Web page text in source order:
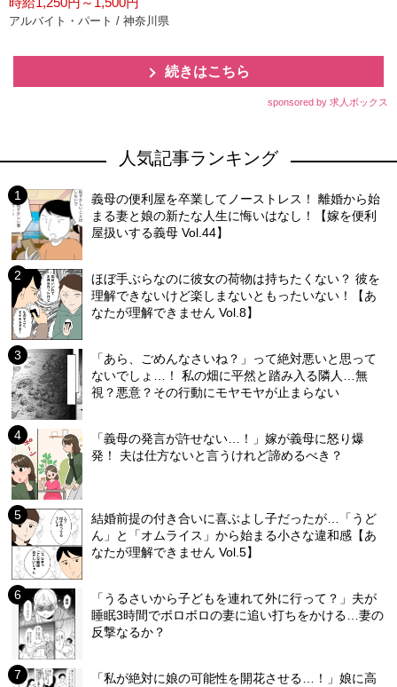
アルバイト・パート / 神奈川県
続きはこちら
sponsored by 求人ボックス
人気記事ランキング
義母の便利屋を卒業してノーストレス！ 離婚から始
まる妻と娘の新たな人生に悔いはなし！【嫁を便利
屋扱いする義母 Vol.44】
ほぼ手ぶらなのに彼女の荷物は持ちたくない？ 彼を
理解できないけど楽しまないともったいない！【あ
なたが理解できません Vol.8】
「あら、ごめんなさいね？」って絶対悪いと思って
ないでしょ…！ 私の畑に平然と踏み入る隣人…無
視？悪意？その行動にモヤモヤが止まらない
「義母の発言が許せない…！」嫁が義母に怒り爆
発！ 夫は仕方ないと言うけれど諦めるべき？
結婚前提の付き合いに喜ぶよし子だったが…「うど
ん」と「オムライス」から始まる小さな違和感【あ
なたが理解できません Vol.5】
「うるさいから子どもを連れて外に行って？」夫が
睡眠3時間でボロボロの妻に追い打ちをかける…妻の
反撃なるか？
「私が絶対に娘の可能性を開花させる…！」娘に高